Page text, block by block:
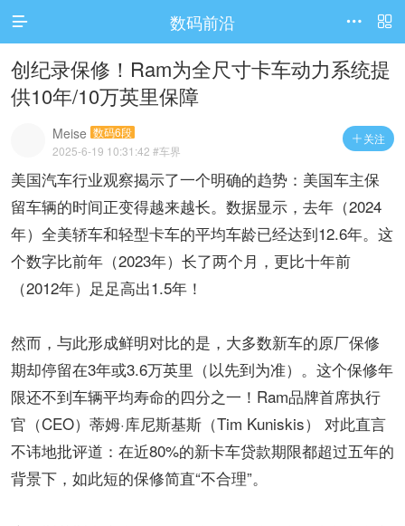
访问电脑版
 数码前沿 

创纪录保修！Ram为全尺寸卡车动力系统提
供10年/10万英里保障​
 关注
Meise 数码6段
2025-6-19 10:31:42 #车界
美国汽车行业观察​​揭示了一个明确的趋势：​​美国车主保
留车辆的时间正变得越来越长​​。数据显示，去年（2024
年）全美​​轿车和轻型卡车的平均车龄已经达到12.6年​​。这
个数字比前年（2023年）​​长了两个月​​，更比十年前
（2012年）​​足足高出1.5年​​！
然而，与此形成鲜明对比的是，​​大多数新车的原厂保修
期却停留在3年或3.6万英里（以先到为准）​​。这个保修年
限还不到车辆平均寿命的四分之一！​​Ram品牌首席执行
官（CEO）蒂姆·库尼斯基斯（Tim Kuniskis）​​ 对此直言
不讳地批评道：在​​近80%的新卡车贷款期限都超过五年​​的
背景下，如此短的保修简直“​​不合理”。